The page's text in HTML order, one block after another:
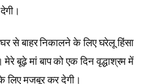
से बाहर निकालने के लिए घरेलू हिंसा
बूढ़े मां बाप को एक दिन वृद्धाश्रम में
लिए मजबूर कर देगी।